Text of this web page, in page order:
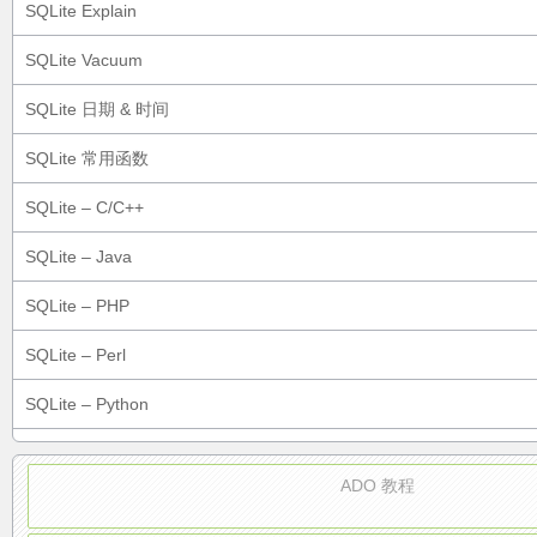
SQLite Explain
SQLite Vacuum
SQLite 日期 & 时间
SQLite 常用函数
SQLite – C/C++
SQLite – Java
SQLite – PHP
SQLite – Perl
SQLite – Python
ADO 教程